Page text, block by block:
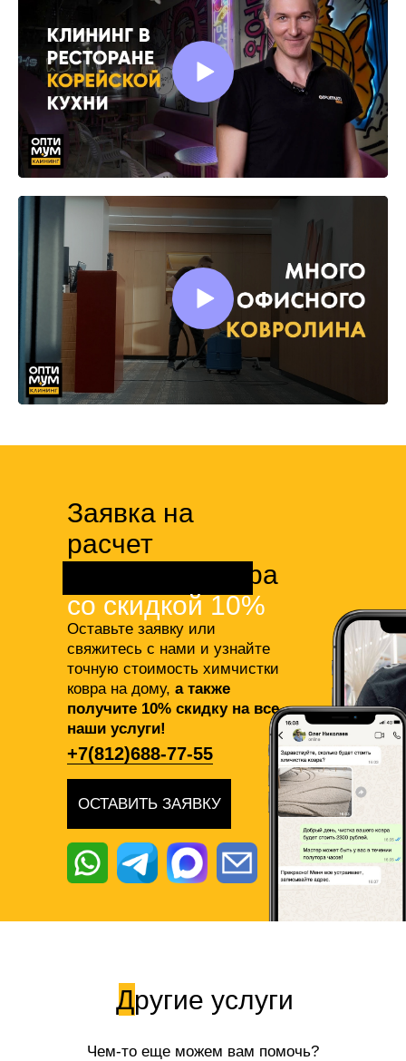
Оставьте заявку или
свяжитесь с нами и узнайте
точную стоимость химчистки
ковра на дому, а также
получите 10% скидку на все
наши услуги!
Заявка на
расчет
химчистки ковра
со скидкой 10%
ОСТАВИТЬ ЗАЯВКУ
+7(812)688-77-55
Другие услуги
Чем-то еще можем вам помочь?